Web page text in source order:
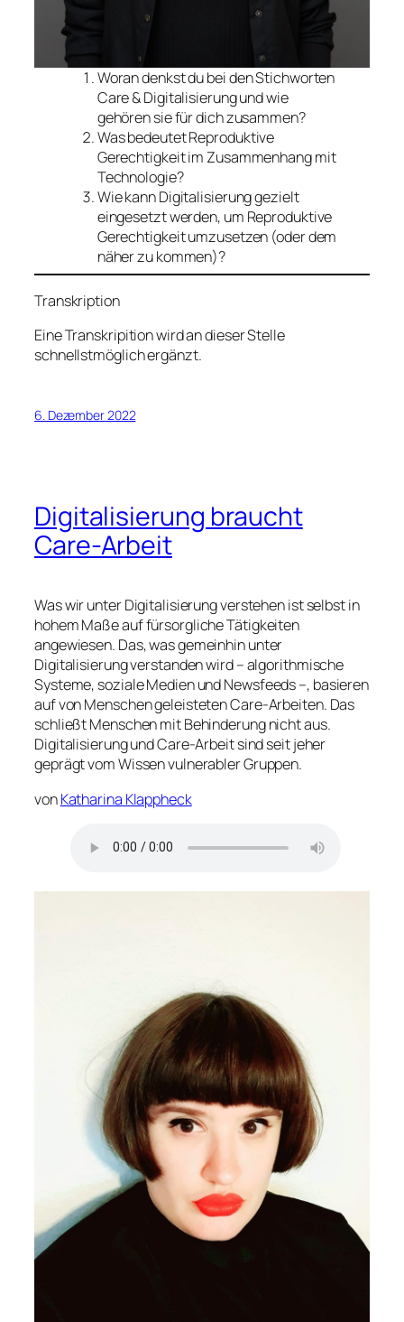
Woran denkst du bei den Stichworten
Care & Digitalisierung und wie
gehören sie für dich zusammen?
Was bedeutet Reproduktive
Gerechtigkeit im Zusammenhang mit
Technologie?
Wie kann Digitalisierung gezielt
eingesetzt werden, um Reproduktive
Gerechtigkeit umzusetzen (oder dem
näher zu kommen)?
Transkription
Eine Transkripition wird an dieser Stelle
schnellstmöglich ergänzt.
6. Dezember 2022
Digitalisierung braucht
Care-Arbeit
Was wir unter Digitalisierung verstehen ist selbst in
hohem Maße auf fürsorgliche Tätigkeiten
angewiesen. Das, was gemeinhin unter
Digitalisierung verstanden wird – algorithmische
Systeme, soziale Medien und Newsfeeds –, basieren
auf von Menschen geleisteten Care-Arbeiten. Das
schließt Menschen mit Behinderung nicht aus.
Digitalisierung und Care-Arbeit sind seit jeher
geprägt vom Wissen vulnerabler Gruppen.
vonKatharina Klappheck